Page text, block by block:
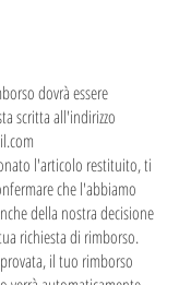
dovrà essere
scritta all'indirizzo
l'articolo restituito, ti
che l'abbiamo
della nostra decisione
richiesta di rimborso.
il tuo rimborso